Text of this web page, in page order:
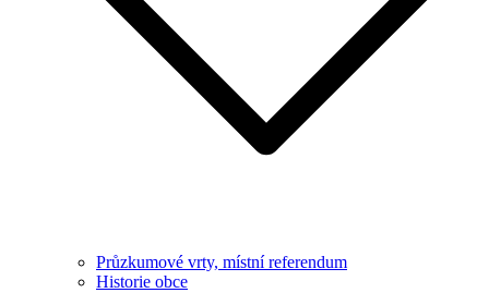
Průzkumové vrty, místní referendum
Historie obce